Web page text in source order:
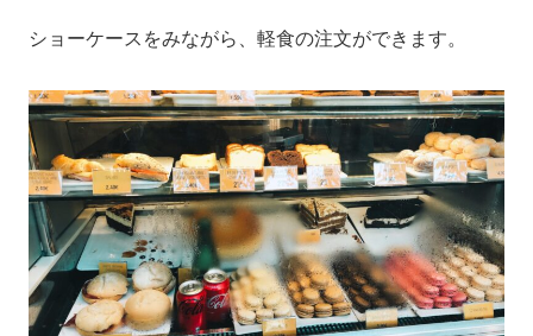
ショーケースをみながら、軽食の注文ができます。